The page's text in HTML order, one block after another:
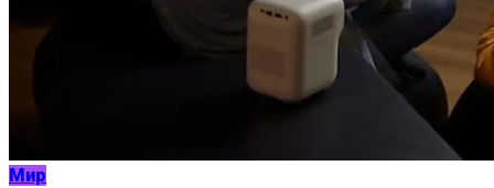
Мир